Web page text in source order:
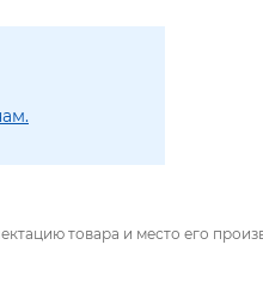
товара и место его